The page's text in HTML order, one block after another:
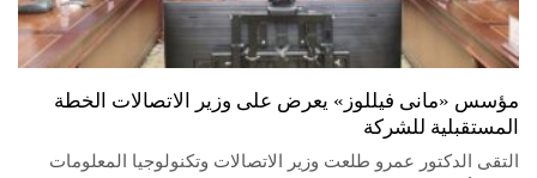
مؤسس «مانى فيللوز» يعرض على وزير الاتصالات الخطة
المستقبلية للشركة
التقى الدكتور عمرو طلعت وزير الاتصالات وتكنولوجيا المعلومات